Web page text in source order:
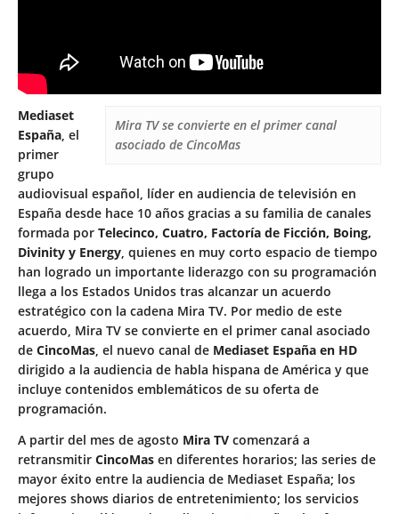
Mira TV se convierte en el primer canal
asociado de CincoMas
Mediaset
España, el
primer
grupo
audiovisual español, líder en audiencia de televisión en
España desde hace 10 años gracias a su familia de canales
formada por Telecinco, Cuatro, Factoría de Ficción, Boing,
Divinity y Energy, quienes en muy corto espacio de tiempo
han logrado un importante liderazgo con su programación
llega a los Estados Unidos tras alcanzar un acuerdo
estratégico con la cadena Mira TV. Por medio de este
acuerdo, Mira TV se convierte en el primer canal asociado
de CincoMas, el nuevo canal de Mediaset España en HD
dirigido a la audiencia de habla hispana de América y que
incluye contenidos emblemáticos de su oferta de
programación.
A partir del mes de agosto Mira TV comenzará a
retransmitir CincoMas en diferentes horarios; las series de
mayor éxito entre la audiencia de Mediaset España; los
mejores shows diarios de entretenimiento; los servicios